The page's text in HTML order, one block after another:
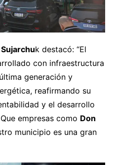
Sujarchuk destacó: “El
con infraestructura
generación y
reafirmando su
y el desarrollo
empresas como Don
municipio es una gran